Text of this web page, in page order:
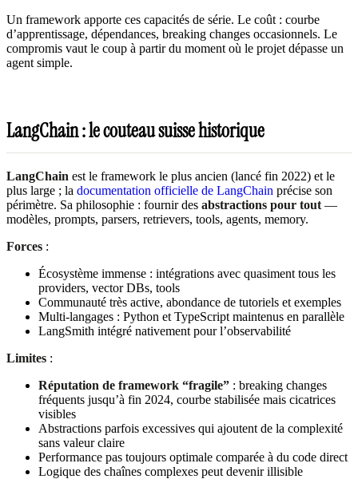
Un framework apporte ces capacités de série. Le coût : courbe
d’apprentissage, dépendances, breaking changes occasionnels. Le
compromis vaut le coup à partir du moment où le projet dépasse un
agent simple.
LangChain : le couteau suisse historique
LangChain est le framework le plus ancien (lancé fin 2022) et le
plus large ; la documentation officielle de LangChain précise son
périmètre. Sa philosophie : fournir des abstractions pour tout —
modèles, prompts, parsers, retrievers, tools, agents, memory.
Forces :
Écosystème immense : intégrations avec quasiment tous les
providers, vector DBs, tools
Communauté très active, abondance de tutoriels et exemples
Multi-langages : Python et TypeScript maintenus en parallèle
LangSmith intégré nativement pour l’observabilité
Limites :
Réputation de framework “fragile” : breaking changes
fréquents jusqu’à fin 2024, courbe stabilisée mais cicatrices
visibles
Abstractions parfois excessives qui ajoutent de la complexité
sans valeur claire
Performance pas toujours optimale comparée à du code direct
Logique des chaînes complexes peut devenir illisible